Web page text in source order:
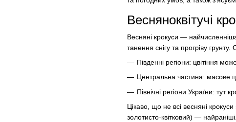
Весняноквітучі
Весняні крокуси —
танення снігу та прогріву грунту.
Південні регіони: цвітіння
Центральна частина: масове
Північні регіони України: тут
Цікаво, що не всі весняні
золотисто-квітковий) —